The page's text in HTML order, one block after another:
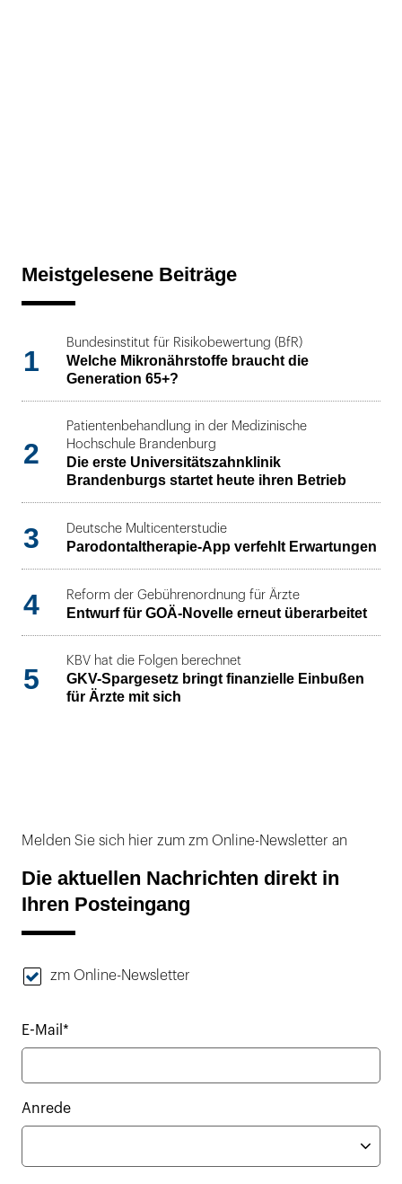
Meistgelesene Beiträge
1
Bundesinstitut für Risikobewertung (BfR)
Welche Mikronährstoffe braucht die
Generation 65+?
2
Patientenbehandlung in der Medizinische
Hochschule Brandenburg
Die erste Universitätszahnklinik
Brandenburgs startet heute ihren Betrieb
3 Deutsche Multicenterstudie
Parodontaltherapie-App verfehlt Erwartungen
4 Reform der Gebührenordnung für Ärzte
Entwurf für GOÄ-Novelle erneut überarbeitet
5
KBV hat die Folgen berechnet
GKV-Spargesetz bringt finanzielle Einbußen
für Ärzte mit sich
Melden Sie sich hier zum zm Online-Newsletter an
Die aktuellen Nachrichten direkt in
Ihren Posteingang
zm Online-Newsletter
E-Mail*
Anrede